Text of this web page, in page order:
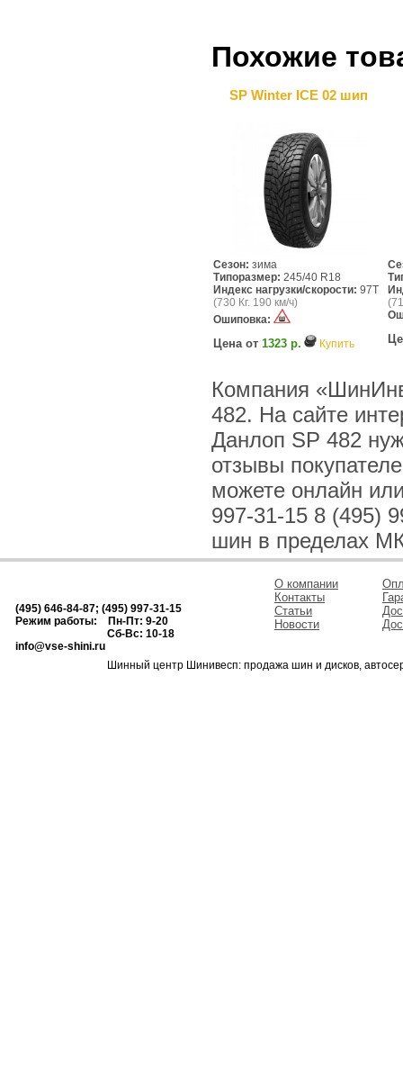
Похожие
SP Winter ICE 02 шип
Сезон: зима
Типоразмер: 245/40 R18
Индекс нагрузки/скорости: 97T
(730 Кг. 190 км/ч)
Ошиповка:
Цена от 1323 р. Купить
Компания
482. На сайте
Данлоп SP 482
отзывы
можете онлайн
997-31-15 8 (495)
шин в пределах
(495) 646-84-87; (495) 997-31-15
Режим работы: Пн-Пт: 9-20
Сб-Вс: 10-18
info@vse-shini.ru
О компании
Контакты
Статьи
Новости
Шинный центр Шинивесп: продажа шин и дисков,